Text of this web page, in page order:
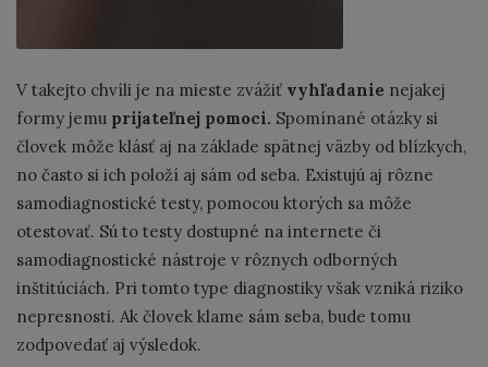
V takejto chvíli je na mieste zvážiť vyhľadanie nejakej
formy jemu prijateľnej pomoci. Spomínané otázky si
človek môže klásť aj na základe spätnej väzby od blízkych,
no často si ich položí aj sám od seba. Existujú aj rôzne
samodiagnostické testy, pomocou ktorých sa môže
otestovať. Sú to testy dostupné na internete či
samodiagnostické nástroje v rôznych odborných
inštitúciách. Pri tomto type diagnostiky však vzniká riziko
nepresnosti. Ak človek klame sám seba, bude tomu
zodpovedať aj výsledok.